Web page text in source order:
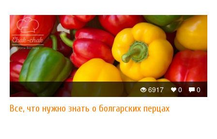
0
0
6917
Все, что нужно знать о болгарских перцах